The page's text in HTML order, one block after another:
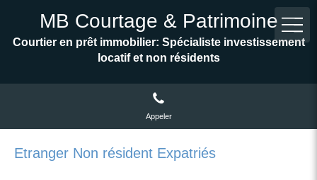
MB Courtage & Patrimoine
Courtier en prêt immobilier: Spécialiste investissement
locatif et non résidents
Appeler
Etranger Non résident Expatriés